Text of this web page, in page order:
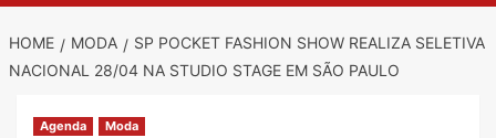
HOME MODA
SP POCKET FASHION SHOW REALIZA SELETIVA
NACIONAL 28/04 NA STUDIO STAGE EM SÃO PAULO
Agenda Moda